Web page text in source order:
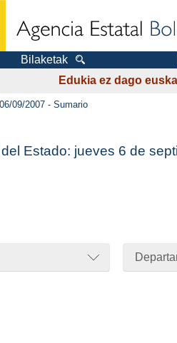
Bilaketak
Edukia ez dago
06/09/2007 - Sumario
Estado: jueves 6 de